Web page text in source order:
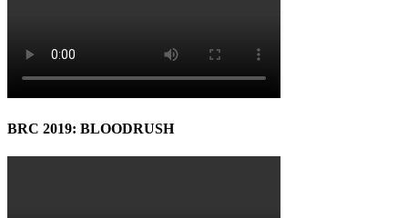
BRC 2019: BLOODRUSH